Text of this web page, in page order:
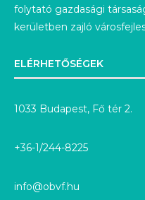
folytató gazdasági
kerületben zajló
ELÉRHETŐSÉGEK
1033 Budapest, Fő tér 2.
+36-1/244-8225
info@obvf.hu